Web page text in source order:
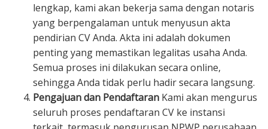
lengkap, kami akan bekerja sama dengan notaris
yang berpengalaman untuk menyusun akta
pendirian CV Anda. Akta ini adalah dokumen
penting yang memastikan legalitas usaha Anda.
Semua proses ini dilakukan secara online,
sehingga Anda tidak perlu hadir secara langsung.
Pengajuan dan Pendaftaran Kami akan mengurus
seluruh proses pendaftaran CV ke instansi